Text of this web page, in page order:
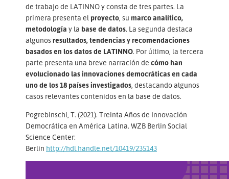
de trabajo de LATINNO y consta de tres partes. La
primera presenta el proyecto , su marco analítico,
metodología y la base de datos. La segunda destaca
algunosresultados, tendencias y recomendaciones
basados en los datos de LATINNO. Por último, la tercera
parte presenta una breve narración de cómo han
evolucionado las innovaciones democráticas en cada
uno de los 18 países investigados , destacando algunos
casos relevantes contenidos en la base de datos.
Pogrebinschi, T. (2021). Treinta Años de Innovación
Democrática en América Latina. WZB Berlin Social
Science Center:
Berlin http://hdl.handle.net/10419/235143